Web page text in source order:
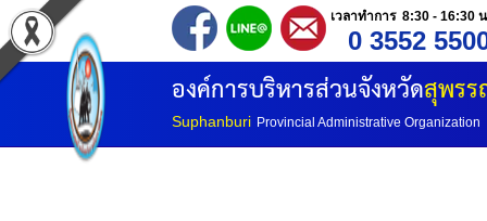
เวลาทำการ 8:30 - 16:30
0 3552
องค์การบริหารส่วนจังหวัดสุพร
Suphanburi Provincial Administrative Organization
หน้าแรก
ประวัติ อบจ